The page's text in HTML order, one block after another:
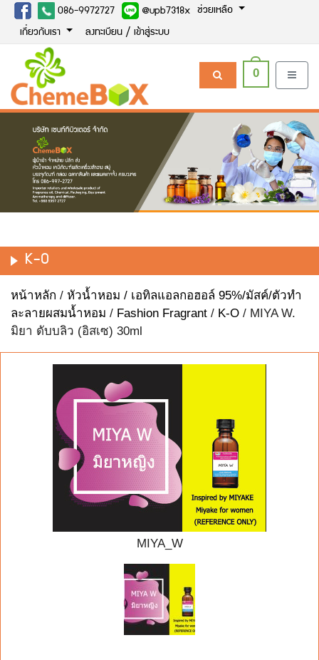
086-9972727 @upb7318x ช่วยเหลือ
เกี่ยวกับเรา ลงทะเบียน / เข้าสู่ระบบ
0
K-O
หน้าหลัก / หัวน้ำหอม / เอทิลแอลกอฮอล์ 95%/มัสค์/ตัวทำ
ละลายผสมน้ำหอม / Fashion Fragrant / K-O / MIYA W.
มิยา ดับบลิว (อิสเซ) 30ml
MIYA_W